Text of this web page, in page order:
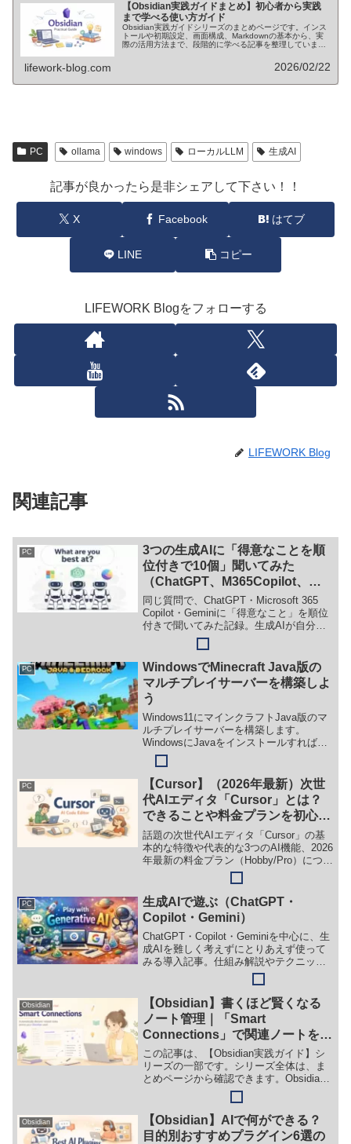
【Obsidian実践ガイドまとめ】初心者から実践
まで学べる使い方ガイド
Obsidian実践ガイドシリーズのまとめページです。インス
トールや初期設定、画面構成、Markdownの基本から、実
際の活用方法まで、段階的に学べる記事を整理していま
lifework-blog.com 2026/02/22
PC ollama windows ローカルLLM 生成AI
記事が良かったら是非シェアして下さい！！
X Facebook はてブ
LINE コピー
LIFEWORK Blogをフォローする
LIFEWORK Blog
関連記事
PC
3つの生成AIに「得意なことを順
位付きで10個」聞いてみた
（ChatGPT、M365Copilot、
Gemini）
同じ質問で、ChatGPT・Microsoft 365
Copilot・Geminiに「得意なこと」を順位
付きで聞いてみた記録。生成AIが自分を
どう説明するか、その違いを整理しま
PC
WindowsでMinecraft Java版の
マルチプレイサーバーを構築しよ
う
Windows11にマインクラフトJava版のマ
ルチプレイサーバーを構築します。
WindowsにJavaをインストールすれば簡
単にマインクラフトのマルチプレイサー
バーを構築できます。マインクラフトは
一人でも楽しいのですが、家族や友達と
一緒に遊ぶと楽しみ方の幅も広がりま
す。マルチプレイサーバーを構築して、
マインクラフトの世界を楽しみましょ
う。
PC
【Cursor】（2026年最新）次世
代AIエディタ「Cursor」とは？
できることや料金プランを初心者
向けに徹底解説
話題の次世代AIエディタ「Cursor」の基
本的な特徴や代表的な3つのAI機能、2026
年最新の料金プラン（Hobby/Pro）につい
て分かりやすく解説します。ブログ執筆
やサーバー管理の効率を上げたい方にお
すすめのツールです。
PC
生成AIで遊ぶ（ChatGPT・
Copilot・Gemini）
ChatGPT・Copilot・Geminiを中心に、生
成AIを難しく考えずにとりあえず使って
みる導入記事。仕組み解説やテクニック
ではなく、生成AIと気軽に付き合うため
の考え方を紹介します。
Obsidian
【Obsidian】書くほど賢くなる
ノート管理｜「Smart
Connections」で関連ノートを自
動発見する方法
この記事は、【Obsidian実践ガイド】シ
リーズの一部です。シリーズ全体は、ま
とめページから確認できます。Obsidian
を使い続けるほど、ノートが増えていき
ます。学習メモ、ブログの草稿、作業記
録……気がつけば数百のノートが溜まっ
ていた...
Obsidian
【Obsidian】AIで何ができる？
目的別おすすめプラグイン6選の